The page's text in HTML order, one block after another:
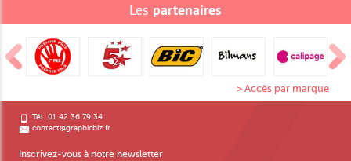
Les partenaires
> Accès par marque
Tél. 01 42 36 79 34
contact@graphicbiz.fr
Inscrivez-vous à notre newsletter